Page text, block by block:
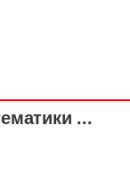
...